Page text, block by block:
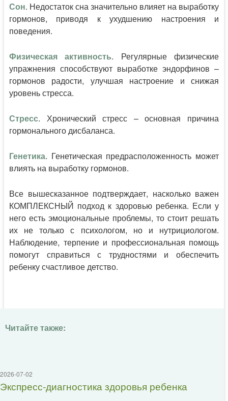
Сон. Недостаток сна значительно влияет на выработку
гормонов, приводя к ухудшению настроения и
поведения.
Физическая активность. Регулярные физические
упражнения способствуют выработке эндорфинов –
гормонов радости, улучшая настроение и снижая
уровень стресса.
Стресс. Хронический стресс – основная причина
гормонального дисбаланса.
Генетика. Генетическая предрасположенность может
влиять на выработку гормонов.
Все вышесказанное подтверждает, насколько важен
КОМПЛЕКСНЫЙ подход к здоровью ребенка. Если у
него есть эмоциональные проблемы, то стоит решать
их не только с психологом, но и нутрициологом.
Наблюдение, терпение и профессиональная помощь
помогут справиться с трудностями и обеспечить
ребенку счастливое детство.
Читайте также:
2026-07-02
Экспресс-диагностика здоровья ребенка